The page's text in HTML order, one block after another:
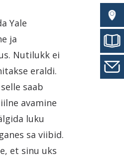
Yale
ja
Nutilukk ei
eraldi.
saab
avamine
luku
sa viibid.
et sinu uks